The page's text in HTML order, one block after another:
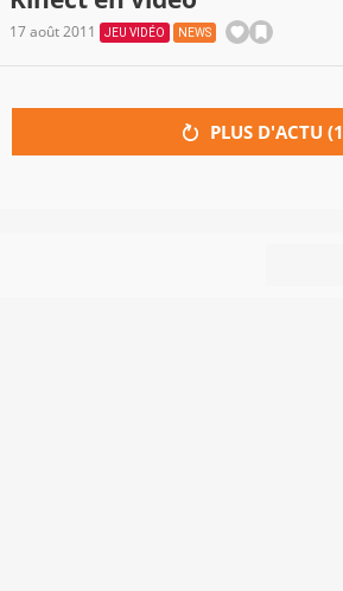
17 août 2011 JEU VIDÉO NEWS
PLUS D'ACTU (1